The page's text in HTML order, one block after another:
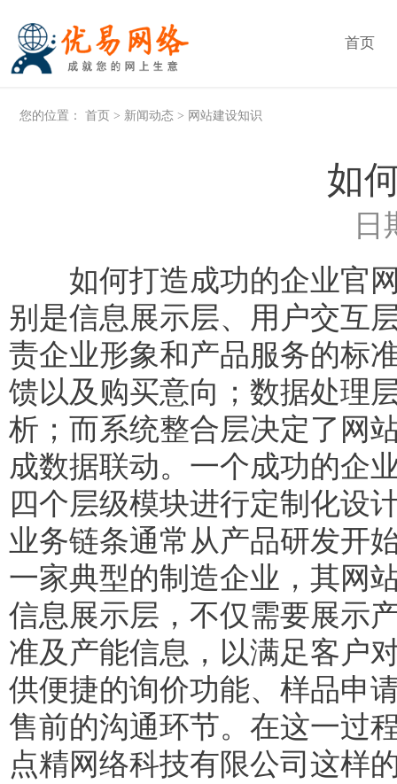
首页
您的位置： 首页 > 新闻动态 > 网站建设知识
如
如何打造成功的企业官网
别是信息展示层、用户交互
责企业形象和产品服务的标
馈以及购买意向；数据处理
析；而系统整合层决定了网
成数据联动。一个成功的企
四个层级模块进行定制化设
业务链条通常从产品研发开
一家典型的制造企业，其网
信息展示层，不仅需要展示
准及产能信息，以满足客户
供便捷的询价功能、样品申
售前的沟通环节。在这一过
点精网络科技有限公司这样